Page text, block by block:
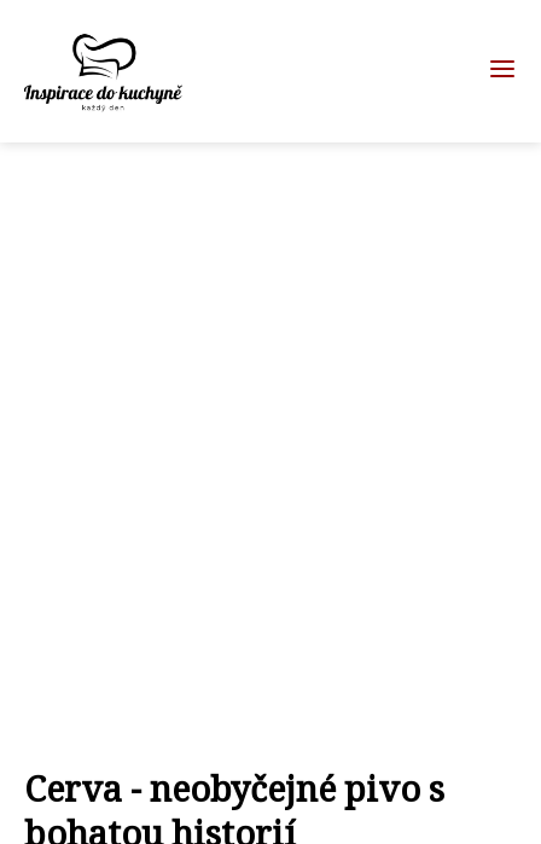
Cerva - neobyčejné pivo s
bohatou historií